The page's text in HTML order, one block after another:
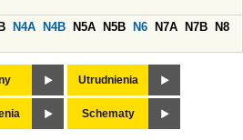
N4A N4B N5A N5B N6 N7A N7B
N8
Utrudnienia
Schematy